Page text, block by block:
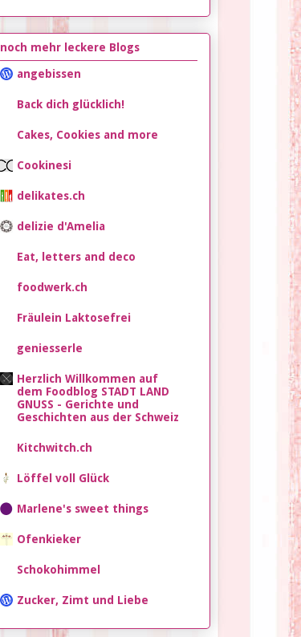
noch mehr leckere Blogs
angebissen
Back dich glücklich!
Cakes, Cookies and more
Cookinesi
delikates.ch
delizie d'Amelia
Eat, letters and deco
foodwerk.ch
Fräulein Laktosefrei
geniesserle
Herzlich Willkommen auf
dem Foodblog STADT LAND
GNUSS - Gerichte und
Geschichten aus der Schweiz
Kitchwitch.ch
Löffel voll Glück
Marlene's sweet things
Ofenkieker
Schokohimmel
Zucker, Zimt und Liebe